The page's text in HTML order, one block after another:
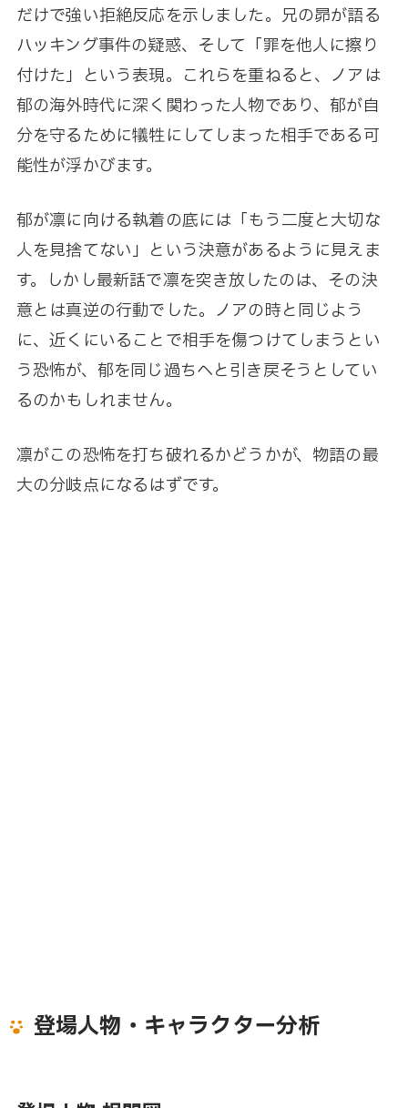
だけで強い拒絶反応を示しました。兄の昴が語る
ハッキング事件の疑惑、そして「罪を他人に擦り
付けた」という表現。これらを重ねると、ノアは
郁の海外時代に深く関わった人物であり、郁が自
分を守るために犠牲にしてしまった相手である可
能性が浮かびます。
郁が凛に向ける執着の底には「もう二度と大切な
人を見捨てない」という決意があるように見えま
す。しかし最新話で凛を突き放したのは、その決
意とは真逆の行動でした。ノアの時と同じよう
に、近くにいることで相手を傷つけてしまうとい
う恐怖が、郁を同じ過ちへと引き戻そうとしてい
るのかもしれません。
凛がこの恐怖を打ち破れるかどうかが、物語の最
大の分岐点になるはずです。
登場人物・キャラクター分析